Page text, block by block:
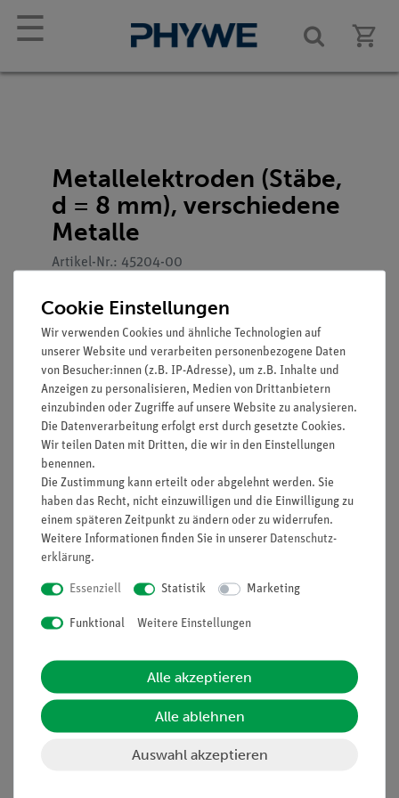
☰
Metallelektroden (Stäbe,
d = 8 mm), verschiedene
Metalle
Artikel-Nr.: 45204-00
Funktion und Verwendung
Elektrode (Stabförmig) für elektrochemische Versuche.
Passend in Halter für zwei Elektroden (Art. Nr. 45284-
01), Kontaktbuchse für Stabelektroden (Art. Nr. 45283-
00) oder in Stopfenbohrungen mit 7 mm Durchmesser
sowie in GL-Schraubverbindungen mit entsprechendem
Daten
Durchmesser: 8 mm
Cookie Einstellungen
Wir verwenden Cookies und ähnliche Technologien auf
unserer Website und verarbeiten personenbezogene Daten
von Besucher:innen (z.B. IP-Adresse), um z.B. Inhalte und
Anzeigen zu personalisieren, Medien von Drittanbietern
einzubinden oder Zugriffe auf unsere Website zu analysieren.
Die Datenverarbeitung erfolgt erst durch gesetzte Cookies.
Wir teilen Daten mit Dritten, die wir in den Einstellungen
benennen.
Die Zustimmung kann erteilt oder abgelehnt werden. Sie
haben das Recht, nicht einzuwilligen und die Einwilligung zu
einem späteren Zeitpunkt zu ändern oder zu widerrufen.
Weitere Informationen finden Sie in unserer Daten­schutz­
erklärung.
Essenziell Statistik Marketing
Funktional Weitere Einstellungen
Alle akzeptieren
Alle ablehnen
Auswahl akzeptieren